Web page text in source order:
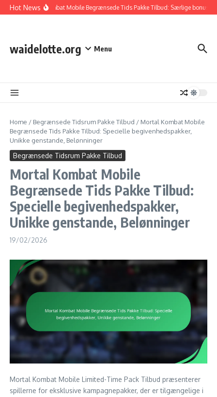
Skip to content
Hot News
Mortal Kombat Mobile Begrænsede Tids Pakke Tilbud: Særlige bonusser,
waidelotte.org Menu
Home / Begrænsede Tidsrum Pakke Tilbud / Mortal Kombat Mobile
Begrænsede Tids Pakke Tilbud: Specielle begivenhedspakker,
Unikke genstande, Belønninger
Begrænsede Tidsrum Pakke Tilbud
Mortal Kombat Mobile
Begrænsede Tids Pakke Tilbud:
Specielle begivenhedspakker,
Unikke genstande, Belønninger
19/02/2026
Mortal Kombat Mobile Limited-Time Pack Tilbud præsenterer
spillerne for eksklusive kampagnepakker, der er tilgængelige i